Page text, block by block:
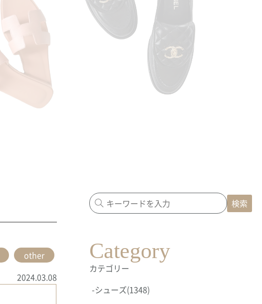
other
2024.03.08
検索
Category
カテゴリー
-シューズ(1348)